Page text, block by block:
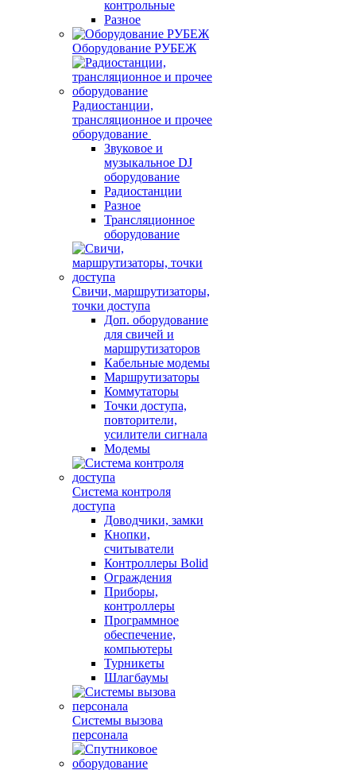
контрольные
Разное
Оборудование РУБЕЖ
Радиостанции,
трансляционное и прочее
оборудование
Звуковое и
музыкальное DJ
оборудование
Радиостанции
Разное
Трансляционное
оборудование
Свичи, маршрутизаторы,
точки доступа
Доп. оборудование
для свичей и
маршрутизаторов
Кабельные модемы
Маршрутизаторы
Коммутаторы
Точки доступа,
повторители,
усилители сигнала
Модемы
Система контроля
доступа
Доводчики, замки
Кнопки,
считыватели
Контроллеры Bolid
Ограждения
Приборы,
контроллеры
Программное
обеспечение,
компьютеры
Турникеты
Шлагбаумы
Системы вызова
персонала